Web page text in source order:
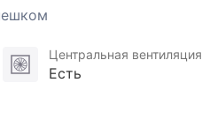
Центральная вентиляция
Есть